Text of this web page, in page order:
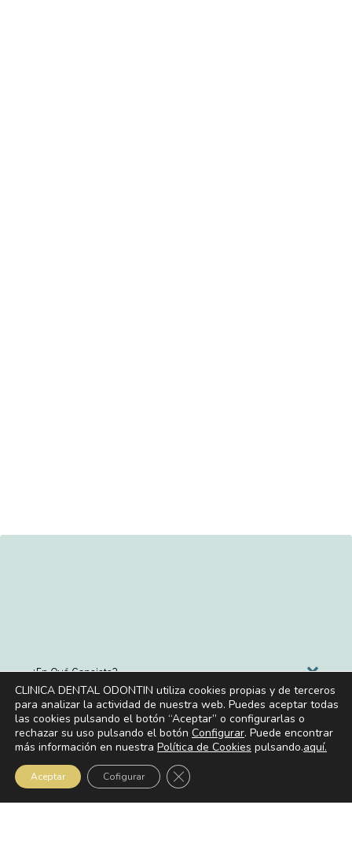
¿En Qué Consiste?
Beneficios
CLINICA DENTAL ODONTIN utiliza cookies propias y de terceros
para analizar la actividad de nuestra web. Puedes aceptar todas
las cookies pulsando el botón “Aceptar” o configurarlas o
rechazar su uso pulsando el botón Configurar. Puede encontrar
más información en nuestra Política de Cookies pulsando.aquí.
Aceptar Cofigurar Cerrar el banner de cookies